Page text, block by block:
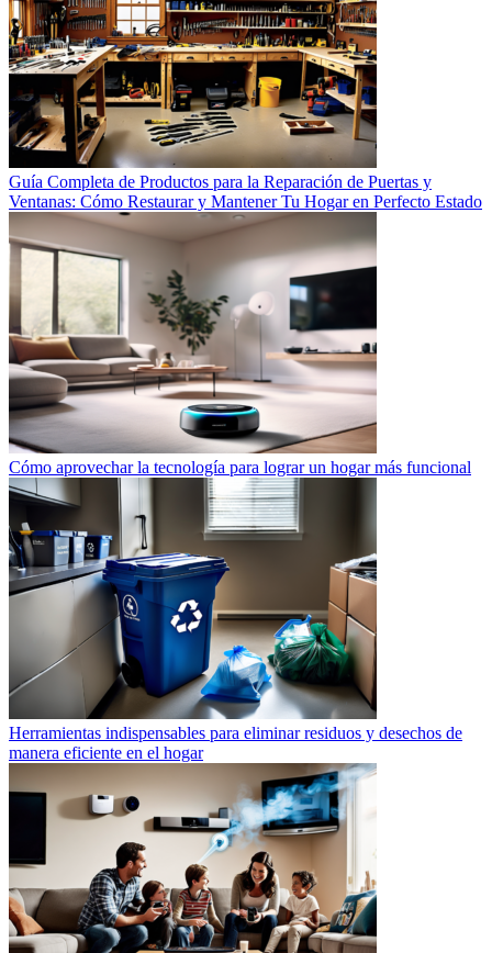
Guía Completa de Productos para la Reparación de Puertas y
Ventanas: Cómo Restaurar y Mantener Tu Hogar en Perfecto Estado
Cómo aprovechar la tecnología para lograr un hogar más funcional
Herramientas indispensables para eliminar residuos y desechos de
manera eficiente en el hogar